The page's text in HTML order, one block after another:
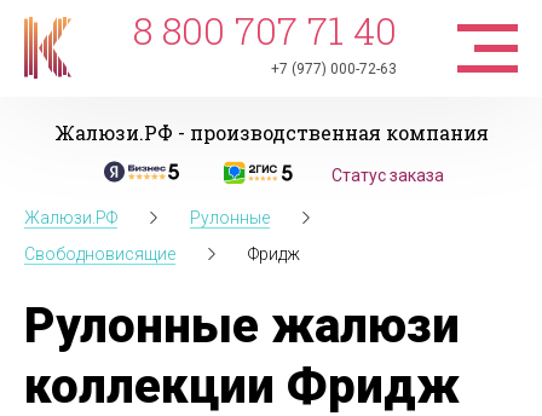
8 800 707 71 40
+7 (977) 000-72-63
Жалюзи.РФ - производственная компания
Статус заказа
Жалюзи.РФ
Рулонные
Свободновисящие
Фридж
Рулонные жалюзи
коллекции Фридж